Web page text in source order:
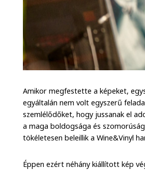
Amikor megfestette a képeket,
egyáltalán nem volt egyszerű
szemlélődőket, hogy jussanak el
a maga boldogsága és
tökéletesen beleillik a Wine&Vinyl
Éppen ezért néhány kiállított kép